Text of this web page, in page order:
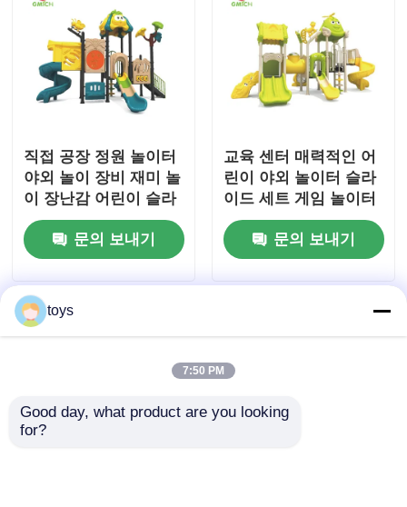
직접 공장 정원 놀이터
야외 놀이 장비 재미 놀
이 장난감 어린이 슬라
이드 세트
문의 보내기
교육 센터 매력적인 어
린이 야외 놀이터 슬라
이드 세트 게임 놀이터
중국 놀이터 공장
문의 보내기
toys
7:50 PM
Good day, what product are you looking
for?